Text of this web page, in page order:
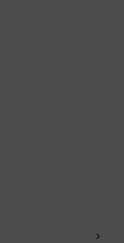
ein oder benutze die